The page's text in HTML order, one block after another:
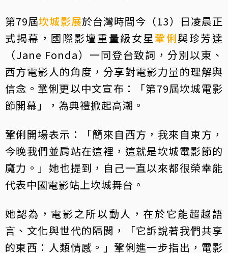
第79屆坎城影展於台灣時間今（13）日凌晨正
式揭幕，國際影壇重量級女星 鞏俐與珍芳達
（Jane Fonda）一同登台致詞，分別以東、
西方電影人的角度，分享對電影力量的理解與
信念。鞏俐更以中文宣布：「第79屆坎城電影
節開幕」，為典禮掀起高潮。
鞏俐開場表示：「簡來自西方，我來自東方，
今晚我們並肩站在這裡，這就是坎城電影節的
魔力。」她也提到，自己一直以來都很榮幸能
代表中國電影站上坎城舞台。
她認為，電影之所以動人，在於它能超越語
言、文化與世代的隔閡，「它訴說著我們共享
的東西：人類情感。」鞏俐進一步指出，電影